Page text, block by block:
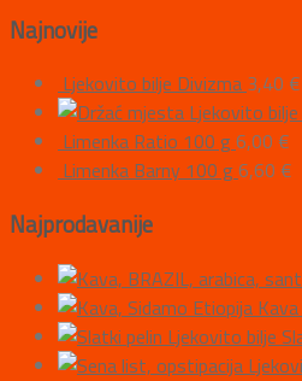
Najnovije
Ljekovito bilje Divizma 3,40 €
Ljekovito
Limenka Ratio 100 g 6,00 €
Limenka Barny 100 g 6,60 €
Najprodavanije
Ljekovito bilje